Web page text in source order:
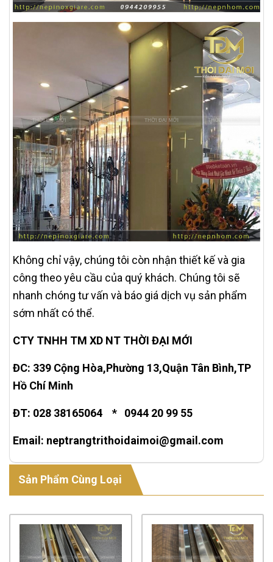
Không chỉ vậy, chúng tôi còn nhận thiết kế và gia
công theo yêu cầu của quý khách. Chúng tôi sẽ
nhanh chóng tư vấn và báo giá dịch vụ sản phẩm
sớm nhất có thể.
CTY TNHH TM XD NT THỜI ĐẠI MỚI
ĐC: 339 Cộng Hòa,Phường 13,Quận Tân Bình,TP
Hồ Chí Minh
ĐT: 028 38165064 * 0944 20 99 55
Email: neptrangtrithoidaimoi@gmail.com
Sản Phẩm Cùng Loại